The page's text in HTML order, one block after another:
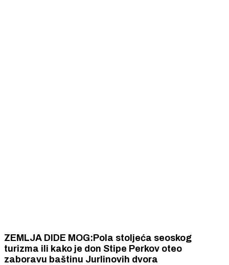
ZEMLJA DIDE MOG:Pola stoljeća seoskog
turizma ili kako je don Stipe Perkov oteo
zaboravu baštinu Jurlinovih dvora